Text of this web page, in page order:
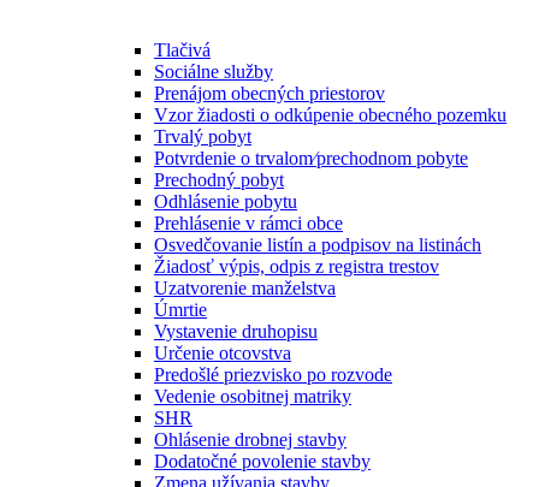
Tlačivá
Sociálne služby
Prenájom obecných priestorov
Vzor žiadosti o odkúpenie obecného pozemku
Trvalý pobyt
Potvrdenie o trvalom⁄prechodnom pobyte
Prechodný pobyt
Odhlásenie pobytu
Prehlásenie v rámci obce
Osvedčovanie listín a podpisov na listinách
Žiadosť výpis, odpis z registra trestov
Uzatvorenie manželstva
Úmrtie
Vystavenie druhopisu
Určenie otcovstva
Predošlé priezvisko po rozvode
Vedenie osobitnej matriky
SHR
Ohlásenie drobnej stavby
Dodatočné povolenie stavby